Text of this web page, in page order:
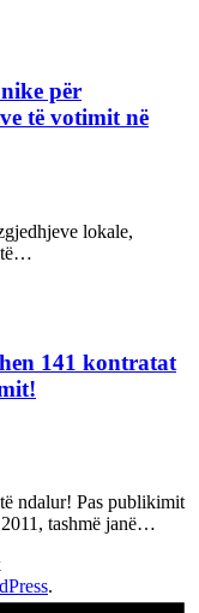
për
të votimit në
lokale,
të…
141 kontratat
ndalur! Pas publikimit
tashmë janë…
.